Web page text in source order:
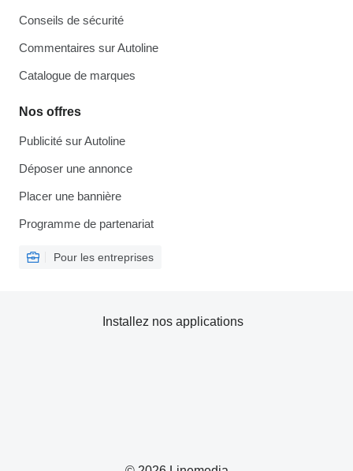
Conseils de sécurité
Commentaires sur Autoline
Catalogue de marques
Nos offres
Publicité sur Autoline
Déposer une annonce
Placer une bannière
Programme de partenariat
Pour les entreprises
Installez nos applications